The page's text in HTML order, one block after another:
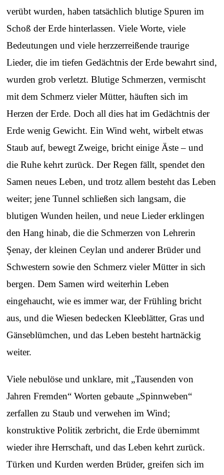
verübt wurden, haben tatsächlich blutige Spuren im
Schoß der Erde hinterlassen. Viele Worte, viele
Bedeutungen und viele herzzerreißende traurige
Lieder, die im tiefen Gedächtnis der Erde bewahrt sind,
wurden grob verletzt. Blutige Schmerzen, vermischt
mit dem Schmerz vieler Mütter, häuften sich im
Herzen der Erde. Doch all dies hat im Gedächtnis der
Erde wenig Gewicht. Ein Wind weht, wirbelt etwas
Staub auf, bewegt Zweige, bricht einige Äste – und
die Ruhe kehrt zurück. Der Regen fällt, spendet den
Samen neues Leben, und trotz allem besteht das Leben
weiter; jene Tunnel schließen sich langsam, die
blutigen Wunden heilen, und neue Lieder erklingen
den Hang hinab, die die Schmerzen von Lehrerin
Şenay, der kleinen Ceylan und anderer Brüder und
Schwestern sowie den Schmerz vieler Mütter in sich
bergen. Dem Samen wird weiterhin Leben
eingehaucht, wie es immer war, der Frühling bricht
aus, und die Wiesen bedecken Kleeblätter, Gras und
Gänseblümchen, und das Leben besteht hartnäckig
weiter.
Viele nebulöse und unklare, mit „Tausenden von
Jahren Fremden“ Worten gebaute „Spinnweben“
zerfallen zu Staub und verwehen im Wind;
konstruktive Politik zerbricht, die Erde übernimmt
wieder ihre Herrschaft, und das Leben kehrt zurück.
Türken und Kurden werden Brüder, greifen sich im